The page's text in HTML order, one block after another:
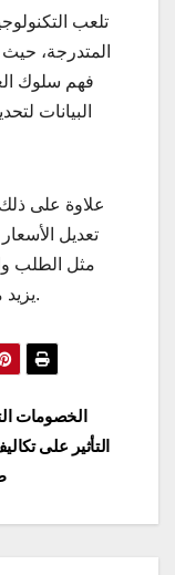
تلعب
المتدرجة، حيث
فهم سلوك
البيانات
علاوة على
تعديل
مثل الطلب
يزيد من الربحية ويعزز التنافسية في السوق.
التأثير على